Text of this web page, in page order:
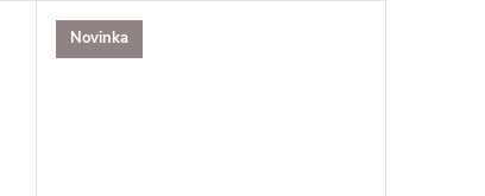
Find My)✓...
Novinka